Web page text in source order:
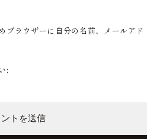
ブラウザーに自分の名前、メールアド
: